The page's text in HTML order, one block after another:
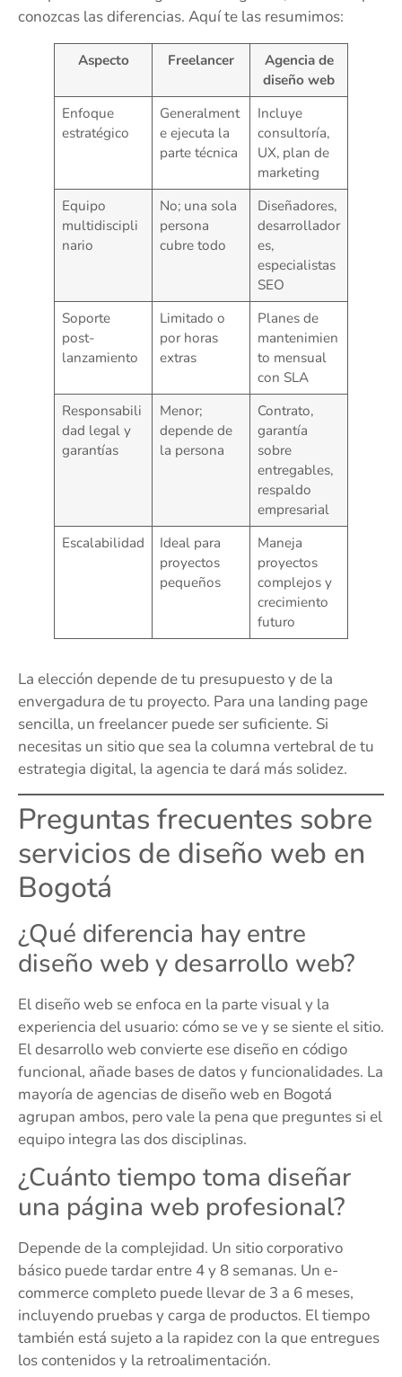
conozcas las diferencias. Aquí te las resumimos:
Aspecto Freelancer
Agencia de
diseño web
Enfoque
estratégico
Generalment
e ejecuta la
parte técnica
Incluye
consultoría,
UX, plan de
marketing
Equipo
multidiscipli
nario
No; una sola
persona
cubre todo
Diseñadores,
desarrollador
es,
especialistas
SEO
Soporte
post-
lanzamiento
Limitado o
por horas
extras
Planes de
mantenimien
to mensual
con SLA
Responsabili
dad legal y
garantías
Menor;
depende de
la persona
Contrato,
garantía
sobre
entregables,
respaldo
empresarial
Escalabilidad
Ideal para
proyectos
pequeños
Maneja
proyectos
complejos y
crecimiento
futuro
La elección depende de tu presupuesto y de la
envergadura de tu proyecto. Para una landing page
sencilla, un freelancer puede ser suficiente. Si
necesitas un sitio que sea la columna vertebral de tu
estrategia digital, la agencia te dará más solidez.
Preguntas frecuentes sobre
servicios de diseño web en
Bogotá
¿Qué diferencia hay entre
diseño web y desarrollo web?
El diseño web se enfoca en la parte visual y la
experiencia del usuario: cómo se ve y se siente el sitio.
El desarrollo web convierte ese diseño en código
funcional, añade bases de datos y funcionalidades. La
mayoría de agencias de diseño web en Bogotá
agrupan ambos, pero vale la pena que preguntes si el
equipo integra las dos disciplinas.
¿Cuánto tiempo toma diseñar
una página web profesional?
Depende de la complejidad. Un sitio corporativo
básico puede tardar entre 4 y 8 semanas. Un e-
commerce completo puede llevar de 3 a 6 meses,
incluyendo pruebas y carga de productos. El tiempo
también está sujeto a la rapidez con la que entregues
los contenidos y la retroalimentación.